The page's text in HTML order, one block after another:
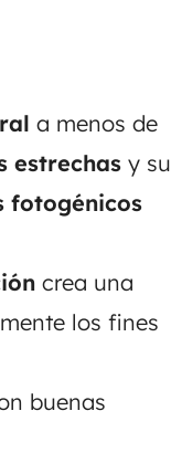
a menos de
estrechas y su
fotogénicos
crea una
los fines
buenas